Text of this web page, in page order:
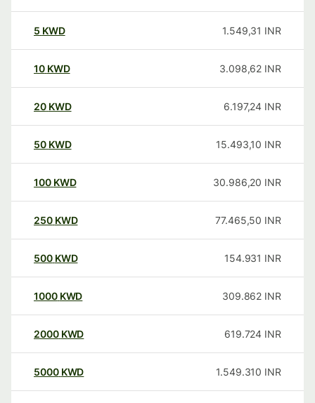
5 KWD 1.549,31 INR
10 KWD 3.098,62 INR
20 KWD 6.197,24 INR
50 KWD 15.493,10 INR
100 KWD 30.986,20 INR
250 KWD 77.465,50 INR
500 KWD 154.931 INR
1000 KWD 309.862 INR
2000 KWD 619.724 INR
5000 KWD 1.549.310 INR